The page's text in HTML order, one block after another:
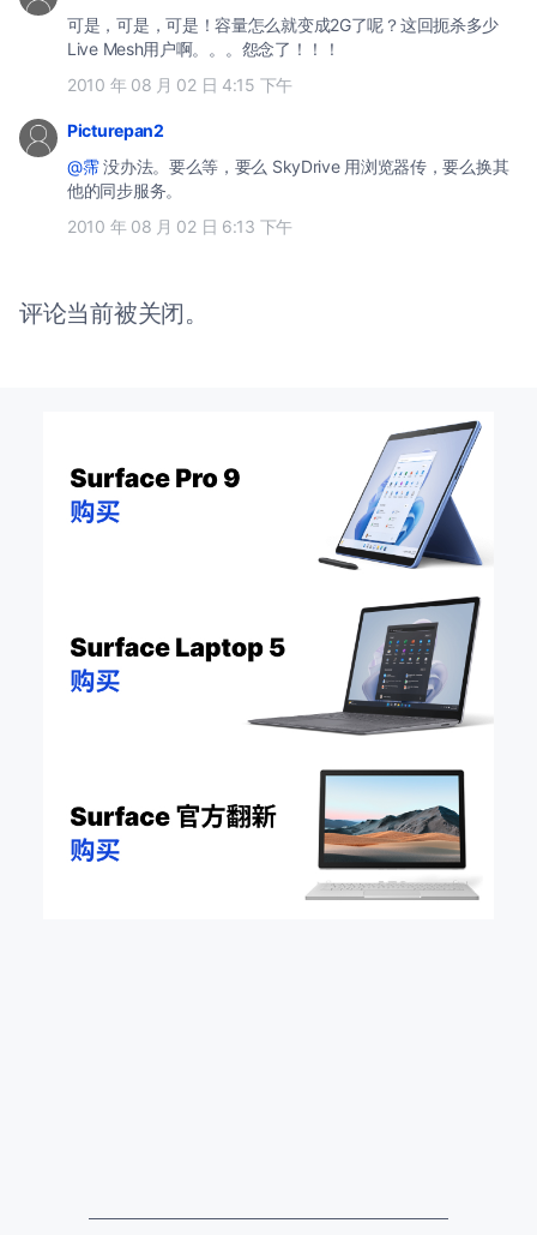
可是，可是，可是！容量怎么就变成2G了呢？这回扼杀多少
Live Mesh用户啊。。。怨念了！！！
2010 年 08 月 02 日 4:15 下午
Picturepan2
@霈没办法。要么等，要么 SkyDrive 用浏览器传，要么换其
他的同步服务。
2010 年 08 月 02 日 6:13 下午
评论当前被关闭。